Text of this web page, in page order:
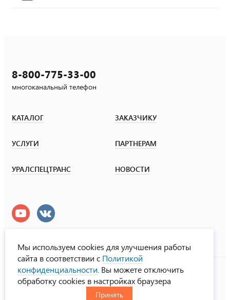
8-800-775-33-00
многоканальный телефон
КАТАЛОГ ЗАКАЗЧИКУ
УСЛУГИ ПАРТНЕРАМ
УРАЛСПЕЦТРАНС НОВОСТИ
УралСпецТранс
© ООО «Урал СТ», 2000-2026
Политика конфиденциальности
Мы используем cookies для улучшения работы
сайта в соответствии с Политикой
конфиденциальности . Вы можете отключить
обработку cookies в настройках браузера
Принять